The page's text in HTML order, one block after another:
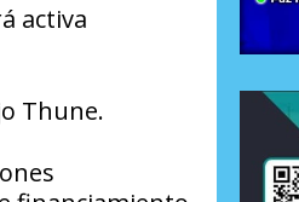
activa
Thune.